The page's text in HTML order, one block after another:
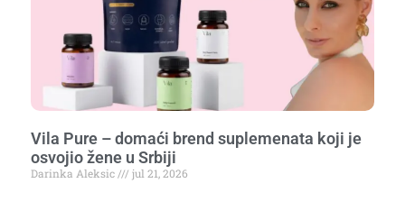
Vila Pure – domaći brend suplemenata koji je
osvojio žene u Srbiji
Darinka Aleksic jul 21, 2026